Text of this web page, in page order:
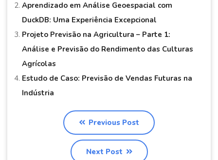
Aprendizado em Análise Geoespacial com
DuckDB: Uma Experiência Excepcional
Projeto Previsão na Agricultura – Parte 1:
Análise e Previsão do Rendimento das Culturas
Agrícolas
Estudo de Caso: Previsão de Vendas Futuras na
Indústria
Previous Post
Next Post